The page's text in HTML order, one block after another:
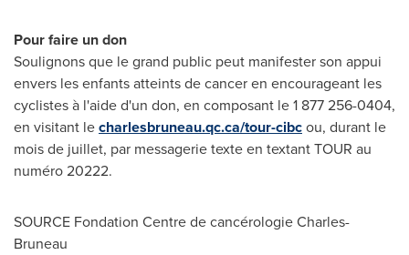
Pour faire un don
Soulignons que le grand public peut manifester son appui
envers les enfants atteints de cancer en encourageant les
cyclistes à l'aide d'un don, en composant le 1 877 256-0404,
en visitant lecharlesbruneau.qc.ca/tour-cibcou, durant le
mois de juillet, par messagerie texte en textant TOUR au
numéro 20222.
SOURCE Fondation Centre de cancérologie Charles-
Bruneau